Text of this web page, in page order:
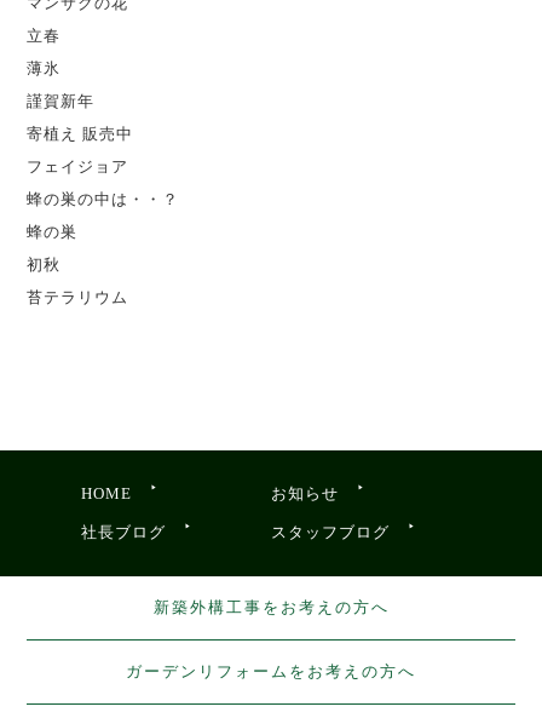
立春
薄氷
謹賀新年
寄植え 販売中
フェイジョア
蜂の巣の中は・・？
蜂の巣
初秋
苔テラリウム
HOME お知らせ
社長ブログ スタッフブログ
新築外構工事をお考えの方へ
ガーデンリフォームをお考えの方へ